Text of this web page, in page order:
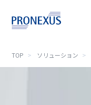
TOP ソリューション